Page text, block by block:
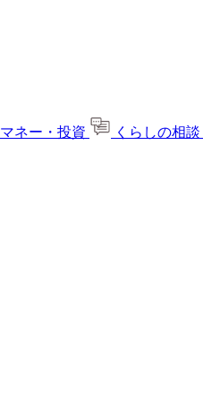
マネー・投資 くらしの相談